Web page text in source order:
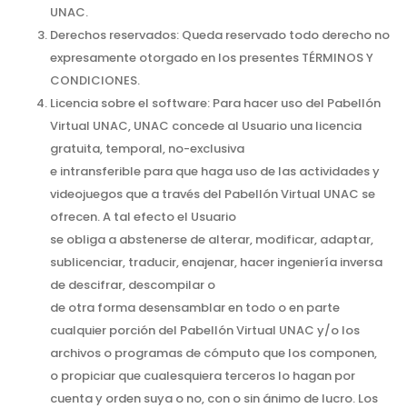
UNAC.
Derechos reservados: Queda reservado todo derecho no
expresamente otorgado en los presentes TÉRMINOS Y
CONDICIONES.
Licencia sobre el software: Para hacer uso del Pabellón
Virtual UNAC, UNAC concede al Usuario una licencia
gratuita, temporal, no-exclusiva
e intransferible para que haga uso de las actividades y
videojuegos que a través del Pabellón Virtual UNAC se
ofrecen. A tal efecto el Usuario
se obliga a abstenerse de alterar, modificar, adaptar,
sublicenciar, traducir, enajenar, hacer ingeniería inversa
de descifrar, descompilar o
de otra forma desensamblar en todo o en parte
cualquier porción del Pabellón Virtual UNAC y/o los
archivos o programas de cómputo que los componen,
o propiciar que cualesquiera terceros lo hagan por
cuenta y orden suya o no, con o sin ánimo de lucro. Los